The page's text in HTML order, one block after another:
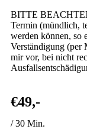
BITTE
Termin (mündlich,
werden können, so
Verständigung (per
mir vor, bei nicht
€49,-
/ 30 Min.